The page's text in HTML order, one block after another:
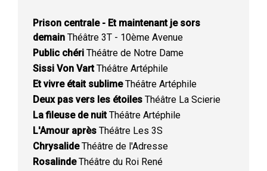
Prison centrale - Et maintenant je sors
demain Théâtre 3T - 10ème Avenue
Public chéri Théâtre de Notre Dame
Sissi Von VartThéâtre Artéphile
Et vivre était sublimeThéâtre Artéphile
Deux pas vers les étoiles Théâtre La Scierie
La fileuse de nuitThéâtre Artéphile
L'Amour après Théâtre Les 3S
ChrysalideThéâtre de l'Adresse
RosalindeThéâtre du Roi René